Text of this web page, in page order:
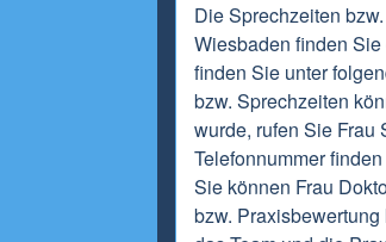
Die Sprechzeiten
Wiesbaden finden
finden Sie unter
bzw. Sprechzeiten
wurde, rufen Sie Frau
Telefonnummer
Sie können Frau
bzw.